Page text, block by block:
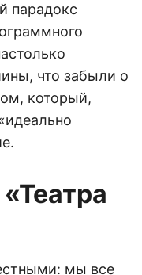
парадокс
что забыли о
который,
мы все